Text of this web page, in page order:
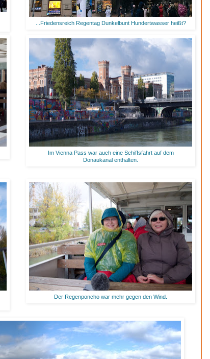
...Friedensreich Regentag Dunkelbunt Hundertwasser heißt?
Im Vienna Pass war auch eine Schiffsfahrt auf dem
Donaukanal enthalten.
Der Regenponcho war mehr gegen den Wind.